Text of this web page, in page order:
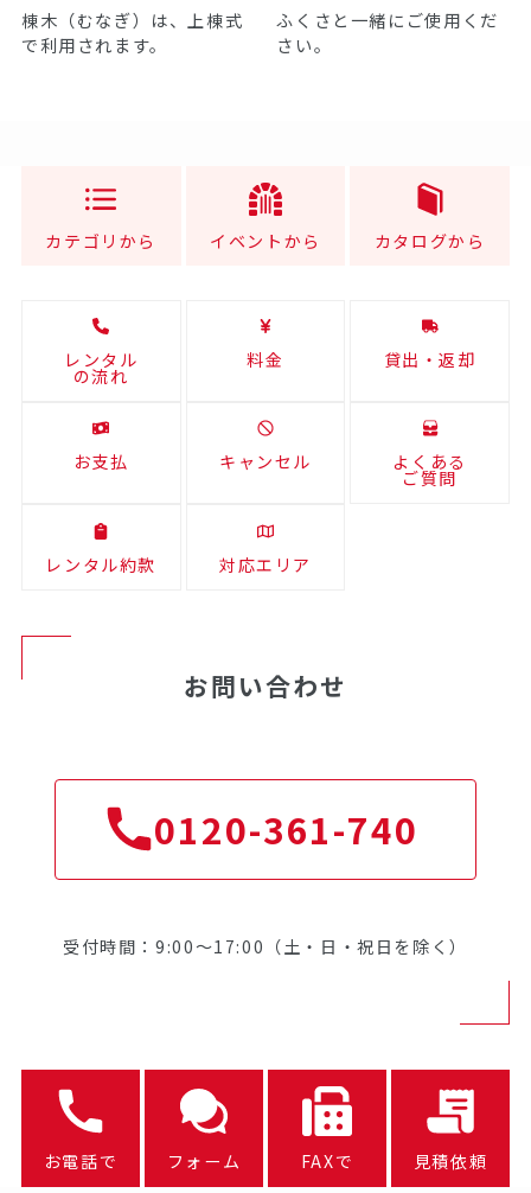
棟木（むなぎ）は、上棟式
で利用されます。
ふくさと一緒にご使用くだ
さい。
カテゴリから イベントから カタログから
レンタル
の流れ
料金 貸出・返却
お支払 キャンセル よくある
ご質問
レンタル約款 対応エリア
お問い合わせ
0120-361-740
受付時間：9:00～17:00（土・日・祝日を除く）
お電話で フォーム FAXで 見積依頼